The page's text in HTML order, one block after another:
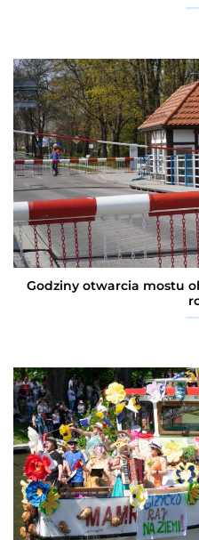
Godziny otwarcia mostu